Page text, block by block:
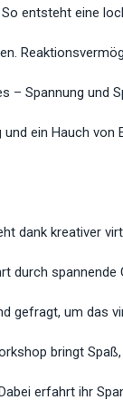
entsteht eine
– Spannung und
ein Hauch von
dank kreativer
durch spannende
gefragt, um das
bringt
erfahrt ihr